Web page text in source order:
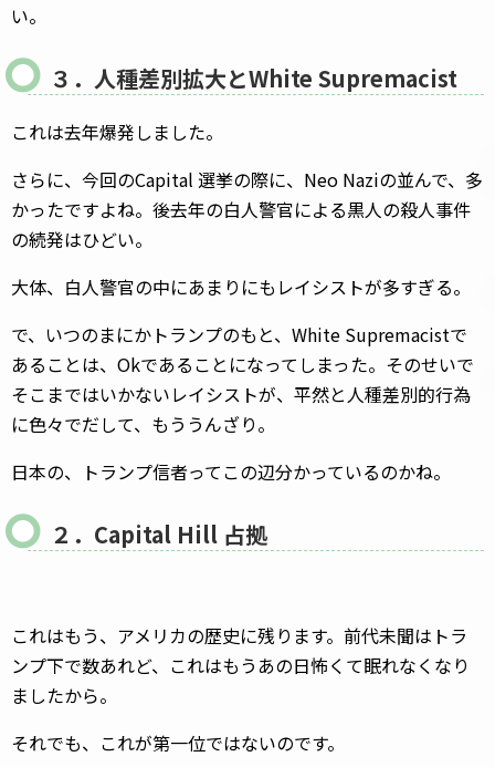
い。
３．人種差別拡大とWhite Supremacist
これは去年爆発しました。
さらに、今回のCapital 選挙の際に、Neo Naziの並んで、多
かったですよね。後去年の白人警官による黒人の殺人事件
の続発はひどい。
大体、白人警官の中にあまりにもレイシストが多すぎる。
で、いつのまにかトランプのもと、White Supremacistで
あることは、Okであることになってしまった。そのせいで
そこまではいかないレイシストが、平然と人種差別的行為
に色々でだして、もううんざり。
日本の、トランプ信者ってこの辺分かっているのかね。
２．Capital Hill 占拠
これはもう、アメリカの歴史に残ります。前代未聞はトラ
ンプ下で数あれど、これはもうあの日怖くて眠れなくなり
ましたから。
それでも、これが第一位ではないのです。